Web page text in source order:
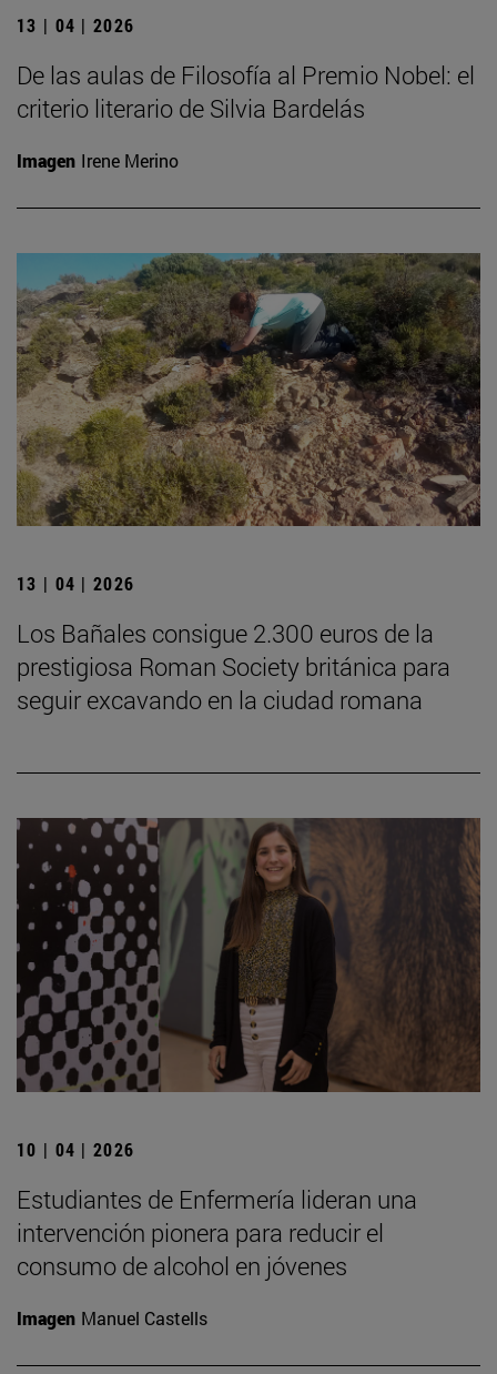
13 | 04 | 2026
De las aulas de Filosofía al Premio Nobel: el
criterio literario de Silvia Bardelás
Imagen Irene Merino
13 | 04 | 2026
Los Bañales consigue 2.300 euros de la
prestigiosa Roman Society británica para
seguir excavando en la ciudad romana
10 | 04 | 2026
Estudiantes de Enfermería lideran una
intervención pionera para reducir el
consumo de alcohol en jóvenes
Imagen Manuel Castells